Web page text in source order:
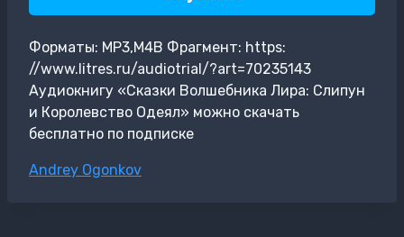
Форматы: MP3,M4B Фрагмент: https:
//www.litres.ru/audiotrial/?art=70235143
Аудиокнигу «Сказки Волшебника Лира: Слипун
и Королевство Одеял» можно скачать
бесплатно по подписке
Метки
Andrey Ogonkov